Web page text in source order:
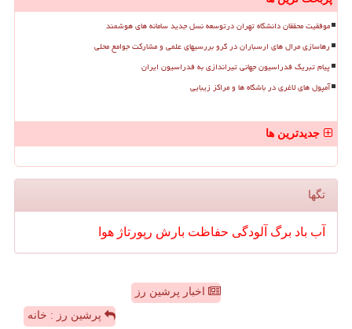
موفقیت محققان دانشگاه تهران درتوسعه نسل جدید سامانه های هوشمند
رهاسازی مرال های ارسباران در گرو بررسیهای علمی و مشارکت جوامع محلی
پیام تبریک فدراسیون جهانی تیراندازی به فدراسیون ایران
آمپول های لاغری در باشگاه ها و مراکز زیبایی
جدیدترین ها
تگها
آب باد برگ آلودگی حفاظت بارش رپورتاژ هوا
اخبار پرشین رز
پرشین رز : خانه